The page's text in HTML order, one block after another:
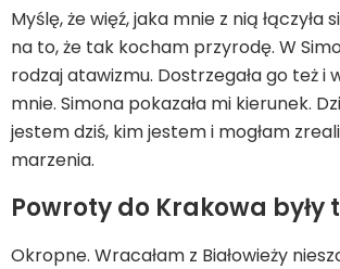
Myślę, że więź, jaka mnie z nią łączyła
na to, że tak kocham przyrodę. W
rodzaj atawizmu. Dostrzegała go też i
mnie. Simona pokazała mi kierunek.
jestem dziś, kim jestem i mogłam
marzenia.
Powroty do Krakowa były
Okropne. Wracałam z Białowieży